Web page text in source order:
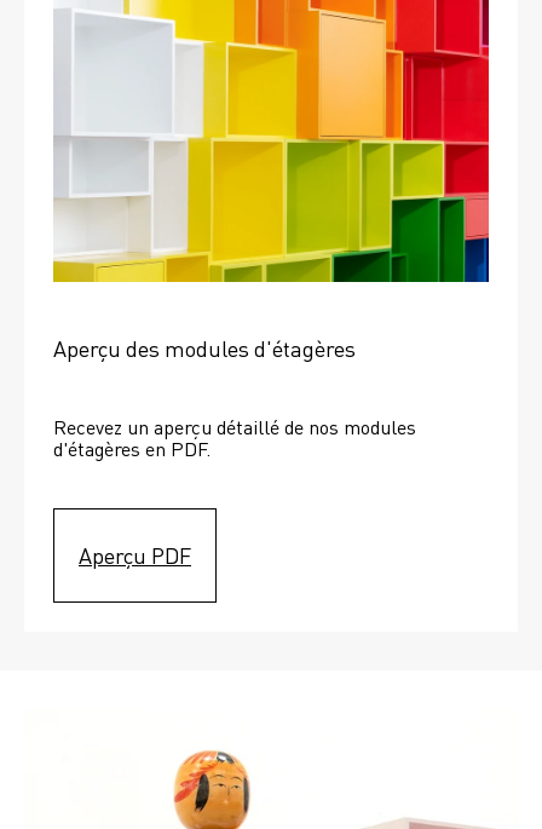
Aperçu des modules d'étagères
Recevez un aperçu détaillé de nos modules
d'étagères en PDF.
Aperçu PDF